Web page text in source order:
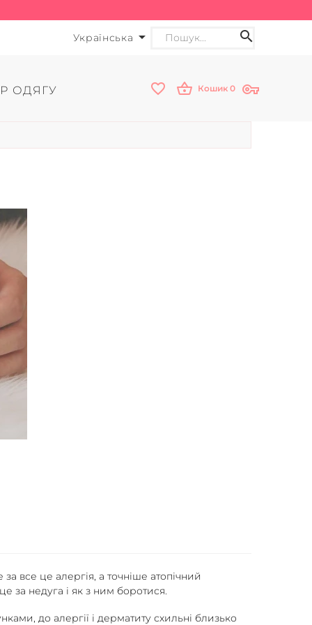
Українська
ОДЯГУ Кошик 0
все це алергія, а точніше атопічний
за недуга і як з ним боротися.
до алергії і дерматиту схильні близько